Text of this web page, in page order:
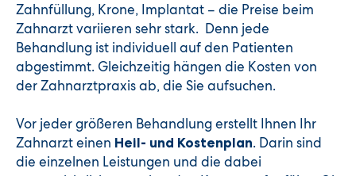
Zahnfüllung, Krone, Implantat – die Preise beim
Zahnarzt variieren sehr stark. Denn jede
Behandlung ist individuell auf den Patienten
abgestimmt. Gleichzeitig hängen die Kosten von
der Zahnarztpraxis ab, die Sie aufsuchen.
Vor jeder größeren Behandlung erstellt Ihnen Ihr
Zahnarzt einen Heil- und Kostenplan. Darin sind
die einzelnen Leistungen und die dabei